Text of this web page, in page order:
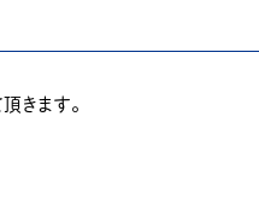
頂きます。